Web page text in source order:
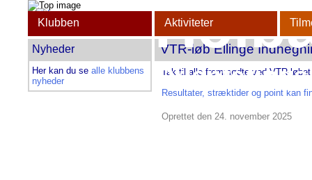
Klubben Aktiviteter
Nyheder
Her kan du se alle klubbens
nyheder
VTR-løb Ellinge
Tak til alle fremmødte ved VTR-
Resultater, stræktider og point kan
Oprettet den 24. november 2025